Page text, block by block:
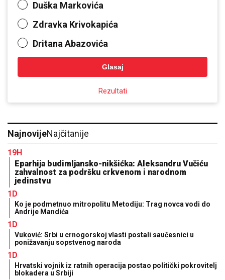
Duška Markovića
Zdravka Krivokapića
Dritana Abazovića
Glasaj
Rezultati
NajnovijeNajčitanije
19H
Eparhija budimljansko-nikšićka: Aleksandru Vučiću
zahvalnost za podršku crkvenom i narodnom
jedinstvu
1D
Ko je podmetnuo mitropolitu Metodiju: Trag novca vodi do
Andrije Mandića
1D
Vuković: Srbi u crnogorskoj vlasti postali saučesnici u
ponižavanju sopstvenog naroda
1D
Hrvatski vojnik iz ratnih operacija postao politički pokrovitelj
blokadera u Srbiji